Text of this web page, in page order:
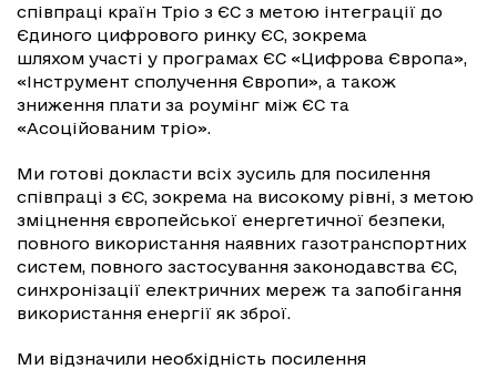
співпраці країн Тріо з ЄС з метою інтеграції до
Єдиного цифрового ринку ЄС, зокрема
шляхом участі у програмах ЄС «Цифрова Європа»,
«Інструмент сполучення Європи», а також
зниження плати за роумінг між ЄС та
«Асоційованим тріо».
Ми готові докласти всіх зусиль для посилення
співпраці з ЄС, зокрема на високому рівні, з метою
зміцнення європейської енергетичної безпеки,
повного використання наявних газотранспортних
систем, повного застосування законодавства ЄС,
синхронізації електричних мереж та запобігання
використання енергії як зброї.
Ми відзначили необхідність посилення